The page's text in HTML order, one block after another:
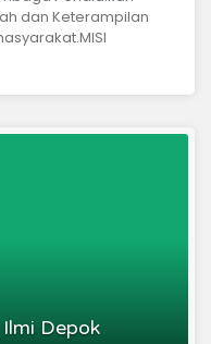
dan Keterampilan
setara SMP yang
dan Hadist serta
Islam bagi
Depok